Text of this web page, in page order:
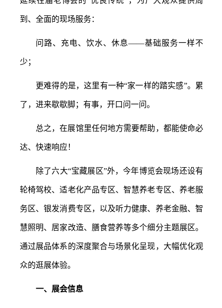
到、全面的现场服务：
问路、充电、饮水、休息——基础服务一样不
少；
更难得的是，这里有一种“家一样的踏实感”。累
了，进来歇歇脚；有事，开口问一问。
总之，在展馆里任何地方需要帮助，都能使命必
达、快速响应！
除了六大“宝藏展区”外，今年博览会现场还设有
轮椅驾校、适老化产品专区、智慧养老专区、养老服
务区、银发消费专区，以及听力健康、养老金融、智
慧照明、居家改造、膳食营养等多个细分主题展区。
通过展品体系的深度聚合与场景化呈现，大幅优化观
众的逛展体验。
一、 展会信息